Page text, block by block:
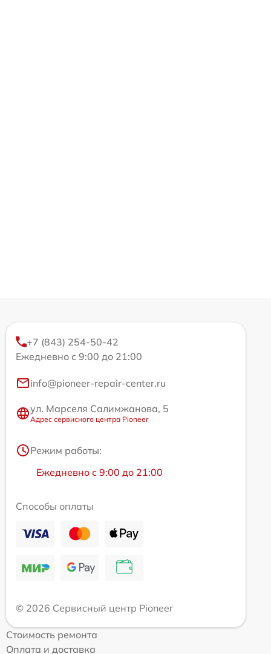
+7 (843) 254-50-42
Ежедневно с 9:00 до 21:00
info@pioneer-repair-center.ru
ул. Марселя Салимжанова, 5
Адрес сервисного центра Pioneer
Режим работы:
Ежедневно с 9:00 до 21:00
Способы оплаты
© 2026 Сервисный центр Pioneer
Стоимость ремонта
Оплата и доставка